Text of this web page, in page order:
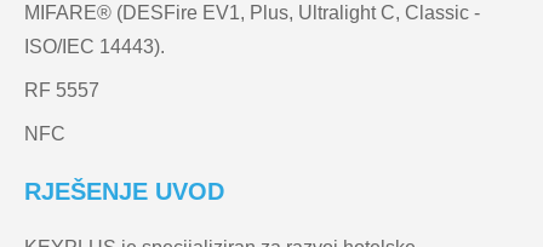
MIFARE® (DESFire EV1, Plus, Ultralight C, Classic -
ISO/IEC 14443).
RF 5557
NFC
RJEŠENJE UVOD